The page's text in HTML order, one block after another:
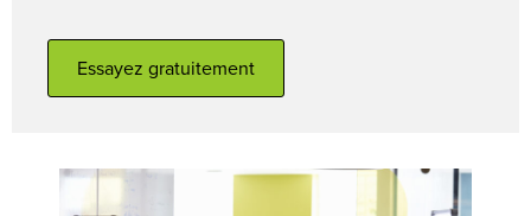
Essayez gratuitement